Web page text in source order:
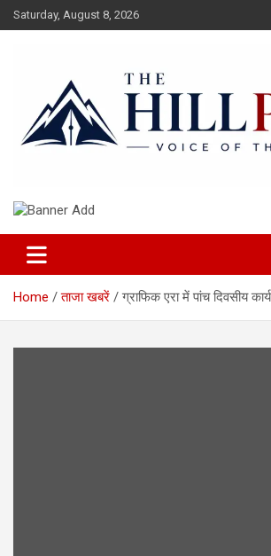
Skip
to
Saturday, August 8, 2026
The Hillpost
Home ताजा खबरें ग्राफिक एरा में पांच दिवसीय